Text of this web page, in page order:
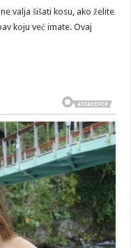
valja šišati kosu, ako želite
koju već imate. Ovaj